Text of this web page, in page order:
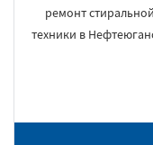
ремонт
техники в